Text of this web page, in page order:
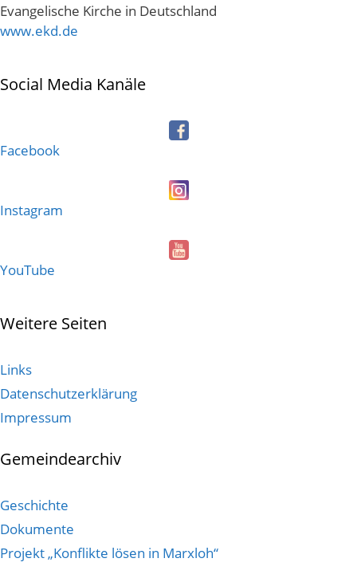
Evangelische Kirche in Deutschland
www.ekd.de
Social Media Kanäle
Facebook
Instagram
YouTube
Weitere Seiten
Links
Datenschutzerklärung
Impressum
Gemeindearchiv
Geschichte
Dokumente
Projekt „Konflikte lösen in Marxloh“